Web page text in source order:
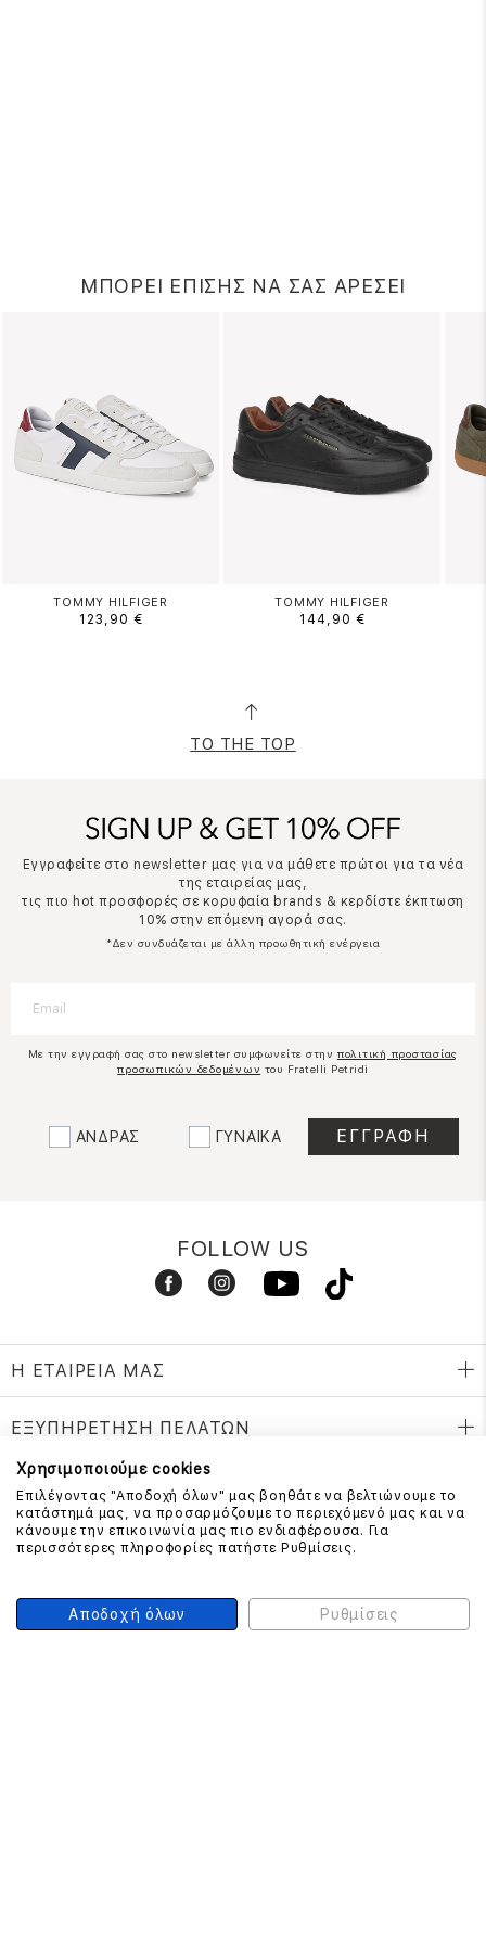
ΜΠΟΡΕΙ ΕΠΙΣΗΣ ΝΑ ΣΑΣ ΑΡΕΣΕΙ
TOMMY HILFIGER
123,90 €
TOMMY HILFIGER
144,90 €
TO THE TOP
Εγγραφείτε στο newsletter μας για να μάθετε πρώτοι για τα νέα
της εταιρείας μας,
τις πιο hot προσφορές σε κορυφαία brands & κερδίστε έκπτωση
10% στην επόμενη αγορά σας.
*Δεν συνδυάζεται με άλλη προωθητική ενέργεια
Με την εγγραφή σας στο newsletter συμφωνείτε στην πολιτική προστασίας
προσωπικών δεδομένων του Fratelli Petridi
ΑΝΔΡΑΣ ΓΥΝΑΙΚΑ
FOLLOW US
Η ΕΤΑΙΡΕΙΑ ΜΑΣ
ΕΞΥΠΗΡΕΤΗΣΗ ΠΕΛΑΤΩΝ
ΕΠΙΚΟΙΝΩΝΗΣΤΕ ΜΑΖΙ ΜΑΣ
210 999 4510
Χρησιμοποιούμε cookies
Επιλέγοντας "Αποδοχή όλων" μας βοηθάτε να βελτιώνουμε το
κατάστημά μας, να προσαρμόζουμε το περιεχόμενό μας και να
κάνουμε την επικοινωνία μας πιο ενδιαφέρουσα. Για
περισσότερες πληροφορίες πατήστε Ρυθμίσεις.
Αποδοχή όλων Ρυθμίσεις